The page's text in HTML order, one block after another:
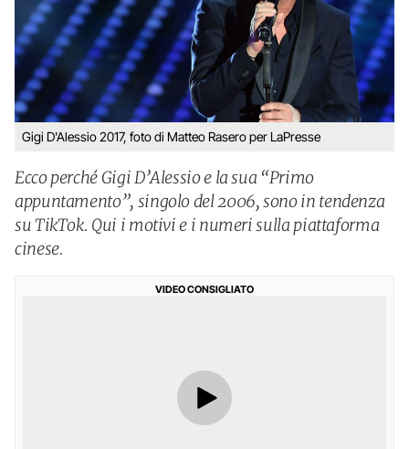
Gigi D'Alessio 2017, foto di Matteo Rasero per LaPresse
Ecco perché Gigi D’Alessio e la sua “Primo
appuntamento”, singolo del 2006, sono in tendenza
su TikTok. Qui i motivi e i numeri sulla piattaforma
cinese.
VIDEO CONSIGLIATO